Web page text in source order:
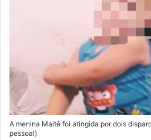
A menina Maitê foi atingida por dois
pessoal)